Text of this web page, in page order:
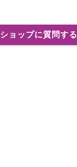
ショップに質問する